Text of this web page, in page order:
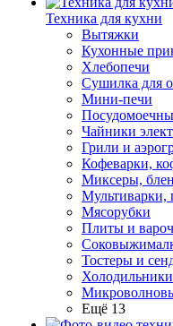
Техника для кухни
Вытяжки
Кухонные
Хлебопечи
Сушилка для
Мини-печи
Чайники
Грили и
Кофеварки,
Миксеры,
Мультиварки,
Мясорубки
Плиты и
Тостеры и
Ещё 13